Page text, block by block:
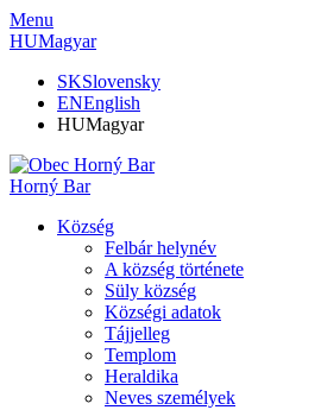
Menu
HUMagyar
SKSlovensky
ENEnglish
HUMagyar
Horný Bar
Község
Felbár helynév
A község története
Süly község
Községi adatok
Tájjelleg
Templom
Heraldika
Neves személyek